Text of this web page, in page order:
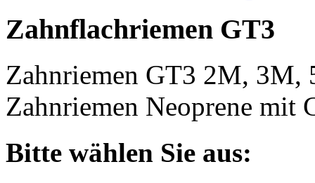
Zahnflachriemen GT3
Zahnriemen GT3 2M, 3M,
Zahnriemen Neoprene mit
Bitte wählen Sie aus: